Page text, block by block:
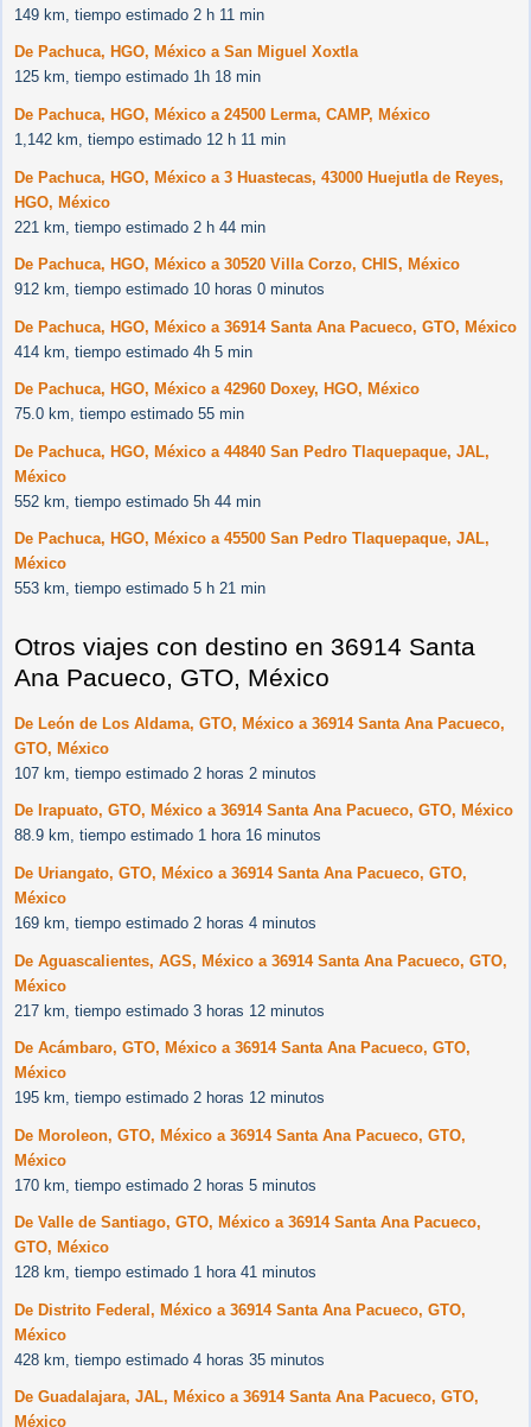
149 km, tiempo estimado 2 h 11 min
De Pachuca, HGO, México a San Miguel Xoxtla
125 km, tiempo estimado 1h 18 min
De Pachuca, HGO, México a 24500 Lerma, CAMP, México
1,142 km, tiempo estimado 12 h 11 min
De Pachuca, HGO, México a 3 Huastecas, 43000 Huejutla de Reyes,
HGO, México
221 km, tiempo estimado 2 h 44 min
De Pachuca, HGO, México a 30520 Villa Corzo, CHIS, México
912 km, tiempo estimado 10 horas 0 minutos
De Pachuca, HGO, México a 36914 Santa Ana Pacueco, GTO, México
414 km, tiempo estimado 4h 5 min
De Pachuca, HGO, México a 42960 Doxey, HGO, México
75.0 km, tiempo estimado 55 min
De Pachuca, HGO, México a 44840 San Pedro Tlaquepaque, JAL,
México
552 km, tiempo estimado 5h 44 min
De Pachuca, HGO, México a 45500 San Pedro Tlaquepaque, JAL,
México
553 km, tiempo estimado 5 h 21 min
Otros viajes con destino en 36914 Santa
Ana Pacueco, GTO, México
De León de Los Aldama, GTO, México a 36914 Santa Ana Pacueco,
GTO, México
107 km, tiempo estimado 2 horas 2 minutos
De Irapuato, GTO, México a 36914 Santa Ana Pacueco, GTO, México
88.9 km, tiempo estimado 1 hora 16 minutos
De Uriangato, GTO, México a 36914 Santa Ana Pacueco, GTO,
México
169 km, tiempo estimado 2 horas 4 minutos
De Aguascalientes, AGS, México a 36914 Santa Ana Pacueco, GTO,
México
217 km, tiempo estimado 3 horas 12 minutos
De Acámbaro, GTO, México a 36914 Santa Ana Pacueco, GTO,
México
195 km, tiempo estimado 2 horas 12 minutos
De Moroleon, GTO, México a 36914 Santa Ana Pacueco, GTO,
México
170 km, tiempo estimado 2 horas 5 minutos
De Valle de Santiago, GTO, México a 36914 Santa Ana Pacueco,
GTO, México
128 km, tiempo estimado 1 hora 41 minutos
De Distrito Federal, México a 36914 Santa Ana Pacueco, GTO,
México
428 km, tiempo estimado 4 horas 35 minutos
De Guadalajara, JAL, México a 36914 Santa Ana Pacueco, GTO,
México